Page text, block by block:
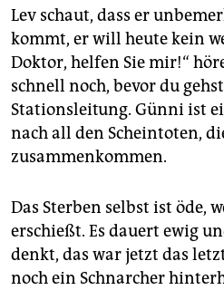
Lev schaut, dass er
kommt, er will heute kein
Doktor, helfen Sie mir!“
schnell noch, bevor du
Stationsleitung. Günni ist
nach all den Scheintoten,
zusammenkommen.
Das Sterben selbst ist öde,
erschießt. Es dauert ewig
denkt, das war jetzt das
noch ein Schnarcher